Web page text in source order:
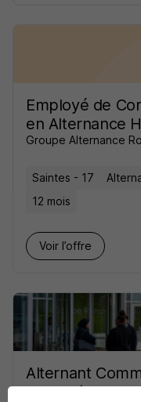
Employé de
en Alternance
Groupe Alternance
Saintes - 17
12 mois
Voir l’offre
Alternant
Ndrc H/F